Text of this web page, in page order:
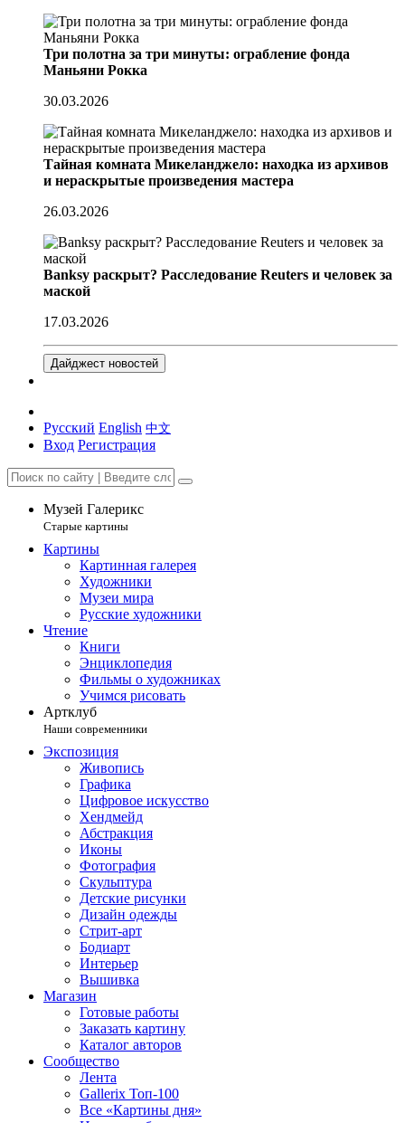
Три полотна за три минуты: ограбление фонда
Маньяни Рокка
30.03.2026
Тайная комната Микеланджело: находка из архивов
и нераскрытые произведения мастера
26.03.2026
Banksy раскрыт? Расследование Reuters и человек за
маской
17.03.2026
Дайджест новостей
Русский English 中文
Вход Регистрация
Музей Галерикс
Старые картины
Картины
Картинная галерея
Художники
Музеи мира
Русские художники
Чтение
Книги
Энциклопедия
Фильмы о художниках
Учимся рисовать
Артклуб
Наши современники
Экспозиция
Живопись
Графика
Цифровое искусство
Хендмейд
Абстракция
Иконы
Фотография
Скульптура
Детские рисунки
Дизайн одежды
Стрит-арт
Бодиарт
Интерьер
Вышивка
Магазин
Готовые работы
Заказать картину
Каталог авторов
Сообщество
Лента
Gallerix Топ-100
Все «Картины дня»